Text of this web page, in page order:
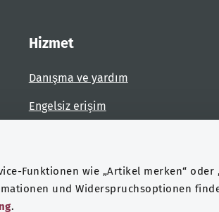
Funktionen wie „Artikel merken“
und Widerspruchsoptionen
.
Hizmet
Danışma ve yardım
Engelsiz erişim